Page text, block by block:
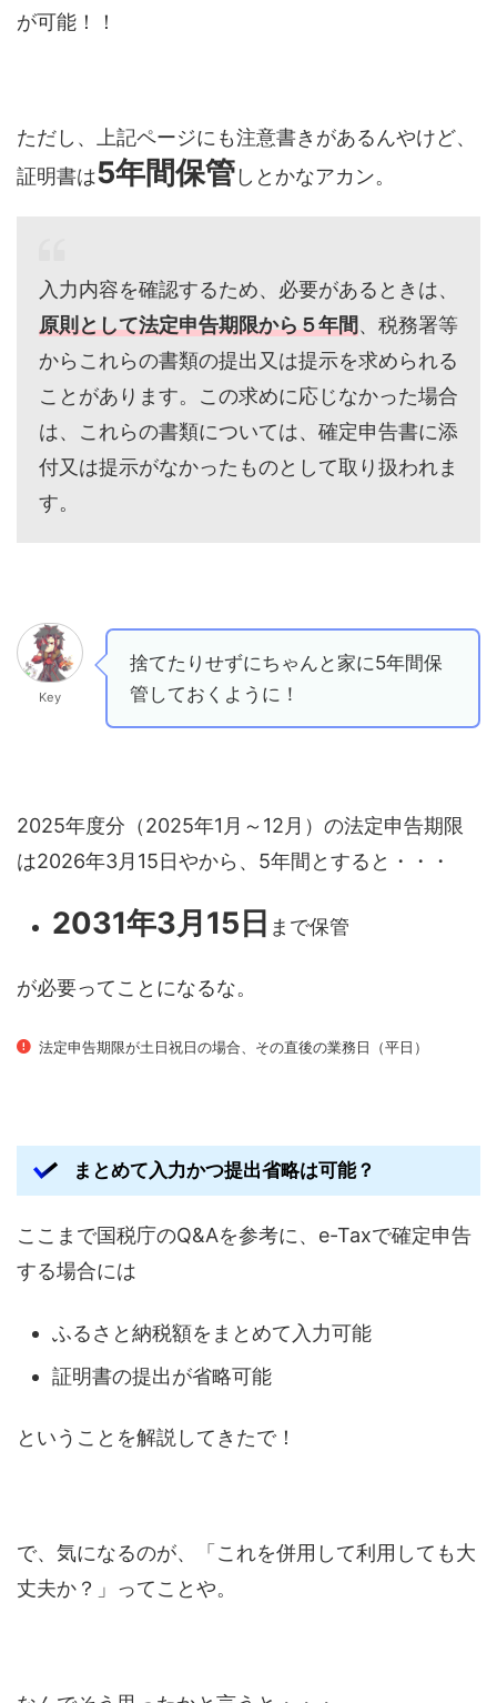
が可能！！
ただし、上記ページにも注意書きがあるんやけど、
証明書は5年間保管しとかなアカン。
入力内容を確認するため、必要があるときは、
原則として法定申告期限から５年間、税務署等
からこれらの書類の提出又は提示を求められる
ことがあります。この求めに応じなかった場合
は、これらの書類については、確定申告書に添
付又は提示がなかったものとして取り扱われま
す。
Key
捨てたりせずにちゃんと家に5年間保
管しておくように！
2025年度分（2025年1月～12月）の法定申告期限
は2026年3月15日やから、5年間とすると・・・
2031年3月15日 まで保管
が必要ってことになるな。
法定申告期限が土日祝日の場合、その直後の業務日（平日）
まとめて入力かつ提出省略は可能？
ここまで国税庁のQ&Aを参考に、e-Taxで確定申告
する場合には
ふるさと納税額をまとめて入力可能
証明書の提出が省略可能
ということを解説してきたで！
で、気になるのが、「これを併用して利用しても大
丈夫か？」ってことや。